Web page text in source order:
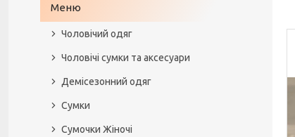
Меню
Чоловічий одяг
Чоловічі сумки та аксесуари
Демісезонний одяг
Сумки
Сумочки Жіночі